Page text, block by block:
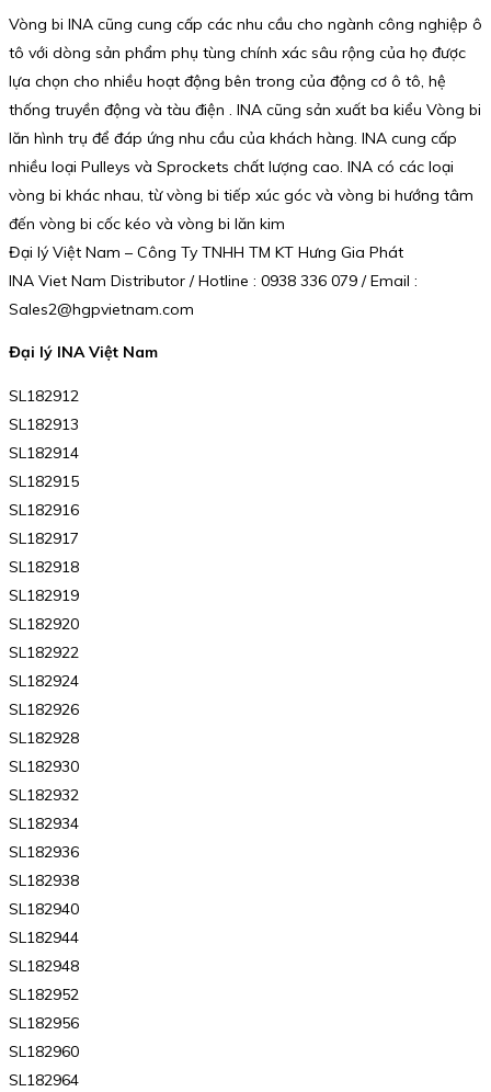
Vòng bi INA cũng cung cấp các nhu cầu cho ngành công nghiệp ô
tô với dòng sản phẩm phụ tùng chính xác sâu rộng của họ được
lựa chọn cho nhiều hoạt động bên trong của động cơ ô tô, hệ
thống truyền động và tàu điện . INA cũng sản xuất ba kiểu Vòng bi
lăn hình trụ để đáp ứng nhu cầu của khách hàng. INA cung cấp
nhiều loại Pulleys và Sprockets chất lượng cao. INA có các loại
vòng bi khác nhau, từ vòng bi tiếp xúc góc và vòng bi hướng tâm
đến vòng bi cốc kéo và vòng bi lăn kim
Đại lý Việt Nam – Công Ty TNHH TM KT Hưng Gia Phát
INA Viet Nam Distributor / Hotline : 0938 336 079 / Email :
Sales2@hgpvietnam.com
Đại lý INA Việt Nam
SL182912
SL182913
SL182914
SL182915
SL182916
SL182917
SL182918
SL182919
SL182920
SL182922
SL182924
SL182926
SL182928
SL182930
SL182932
SL182934
SL182936
SL182938
SL182940
SL182944
SL182948
SL182952
SL182956
SL182960
SL182964